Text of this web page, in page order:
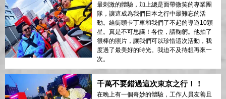
最刺激的體驗，加上總是面帶微笑的專業團
隊，讓這成為我們日本之行中最難忘的活
動。給街頭卡丁車和我們了不起的導遊10顆
星。真是不可思議！各位，請鞠躬。他拍了
很棒的照片，讓我們可以珍惜這次活動，我
度過了最美好的時光。我迫不及待想再來一
次。
千萬不要錯過這次東京之行！！
在晚上有一個奇妙的體驗，工作人員友善且